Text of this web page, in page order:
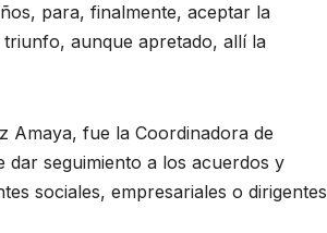
para, finalmente, aceptar la
aunque apretado, allí la
Amaya, fue la Coordinadora de
dar seguimiento a los acuerdos y
sociales, empresariales o dirigentes